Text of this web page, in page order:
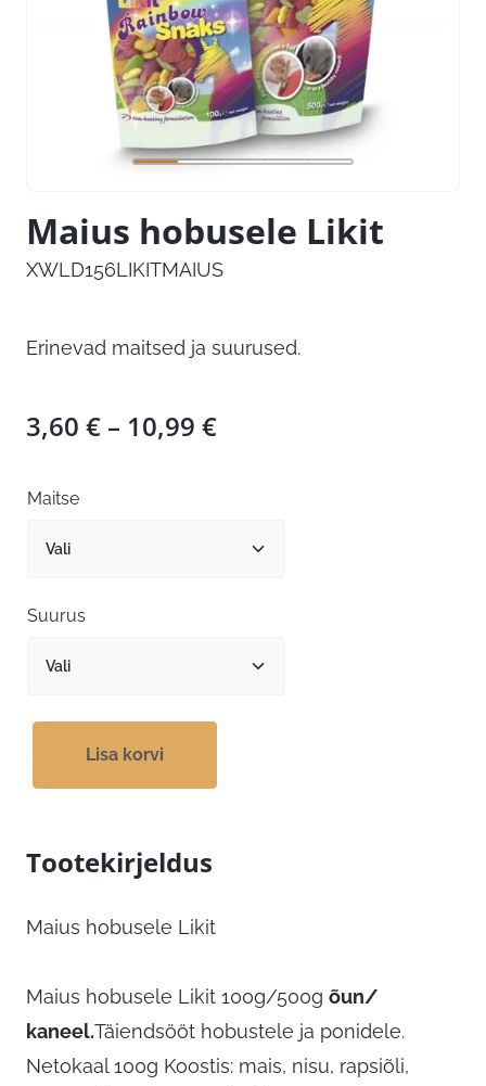
Maius hobusele Likit
XWLD156LIKITMAIUS
Erinevad maitsed ja suurused.
3,60 € – 10,99 €Hinnavahemik:
Maitse
Suurus
Lisa korvi
Tootekirjeldus
Maius hobusele Likit
Maius hobusele Likit 100g/500g õun/
kaneel.Täiendsööt hobustele ja ponidele.
Netokaal 100g Koostis: mais, nisu, rapsiõli,